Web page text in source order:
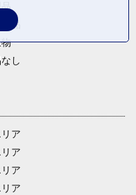
品
し
ア
ア
ア
ア